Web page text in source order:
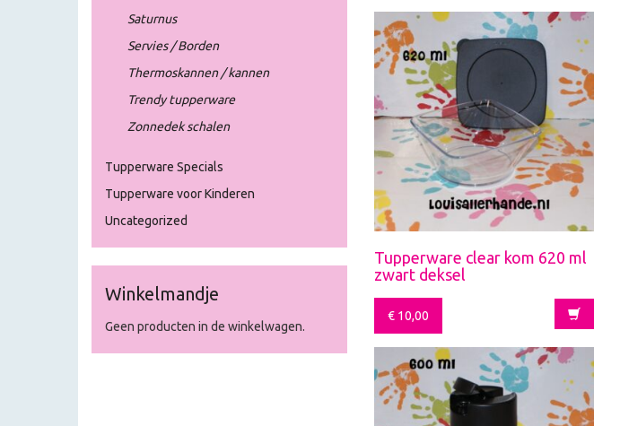
Saturnus
Servies / Borden
Thermoskannen / kannen
Trendy tupperware
Zonnedek schalen
Tupperware Specials
Tupperware voor Kinderen
Uncategorized
Winkelmandje
Geen producten in de winkelwagen.
Tupperware clear kom 620 ml
zwart deksel
€ 10,00